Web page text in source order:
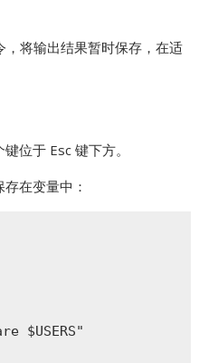
，将输出结果暂时保存，在适
位于 Esc 键下方。
在变量中：
$USERS"